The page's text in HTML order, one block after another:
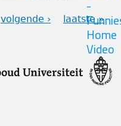
-
Home
Video
volgende › laatste »